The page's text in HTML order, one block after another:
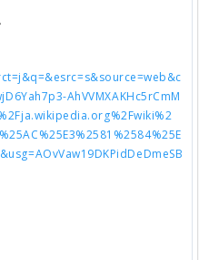
AhVVMXAKHc5rCmM